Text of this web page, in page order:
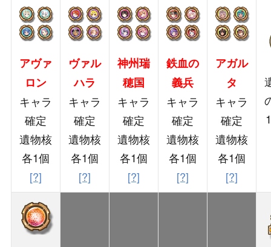
アヴァ
ロン
キャラ
確定
遺物核
各1個
[?]
ヴァル
ハラ
キャラ
確定
遺物核
各1個
[?]
神州瑞
穂国
キャラ
確定
遺物核
各1個
[?]
鉄血の
義兵
キャラ
確定
遺物核
各1個
[?]
アガル
タ
キャラ
確定
遺物核
各1個
[?]